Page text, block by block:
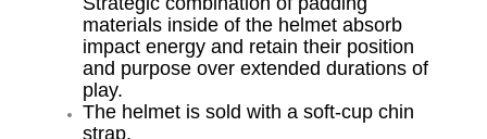
impact energy and retain their position
and purpose over extended durations of
play.
The helmet is sold with a soft-cup chin
strap.
Facemask not included